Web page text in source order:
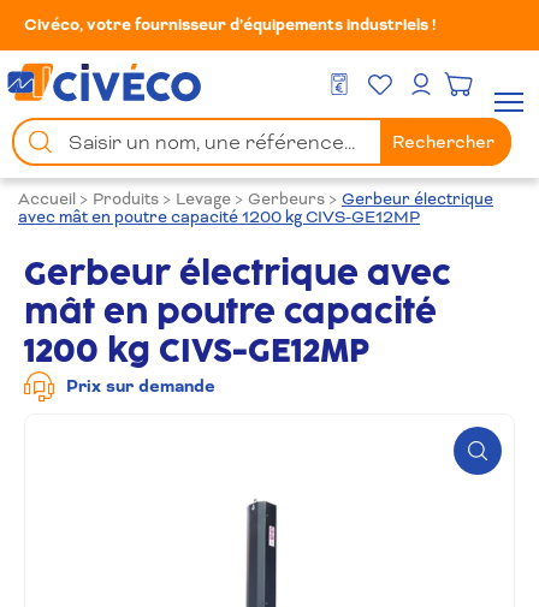
Civéco, votre fournisseur d’équipements industriels !
DEVIS GRATUIT
Mes FavorisMon compte
Chercher
un
produit
Rechercher
Accueil > Produits > Levage > Gerbeurs > Gerbeur électrique
avec mât en poutre capacité 1200 kg CIVS-GE12MP
Gerbeur électrique avec
mât en poutre capacité
1200 kg CIVS-GE12MP
Prix sur demande
Zoom